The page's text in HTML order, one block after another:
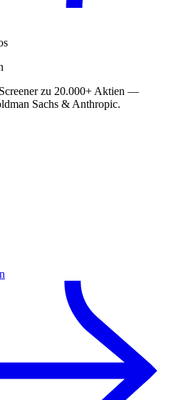
zu 20.000+ Aktien —
Sachs & Anthropic.